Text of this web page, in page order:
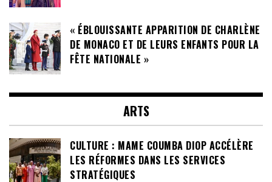
« ÉBLOUISSANTE APPARITION DE CHARLÈNE
DE MONACO ET DE LEURS ENFANTS POUR LA
FÊTE NATIONALE »
ARTS
CULTURE : MAME COUMBA DIOP ACCÉLÈRE
LES RÉFORMES DANS LES SERVICES
STRATÉGIQUES